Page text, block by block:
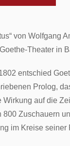
von Wolfgang
Theater in
entschied
Prolog,
Wirkung auf die
800 Zuschauern
im Kreise seiner